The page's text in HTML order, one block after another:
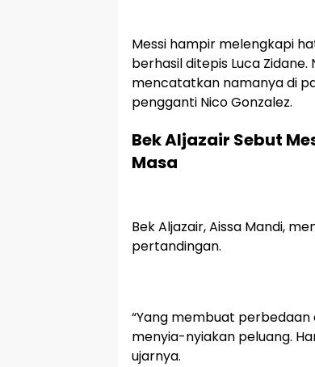
Messi hampir melengkapi
berhasil ditepis Luca
mencatatkan namanya di
pengganti Nico Gonzalez.
Bek Aljazair Sebut
Masa
Bek Aljazair, Aissa Mandi,
pertandingan.
“Yang membuat
menyia-nyiakan peluang.
ujarnya.